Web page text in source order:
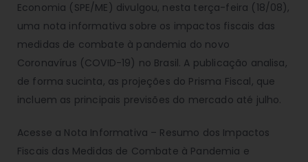
Economia (SPE/ME) divulgou, nesta terça-feira (18/08),
uma nota informativa sobre os impactos fiscais das
medidas de combate à pandemia do novo
Coronavírus (COVID-19) no Brasil. A publicação analisa,
de forma sucinta, as projeções do Prisma Fiscal, que
incluem as principais previsões do mercado até julho.
Acesse a Nota Informativa – Resumo dos Impactos
Fiscais das Medidas de Combate à Pandemia e